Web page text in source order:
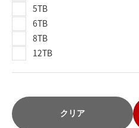
5TB
6TB
8TB
12TB
クリア